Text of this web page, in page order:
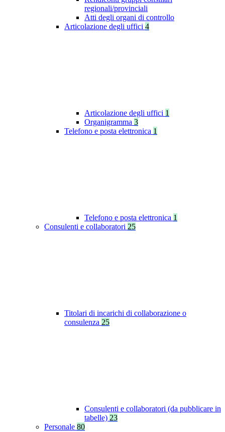
regionali/provinciali
Atti degli organi di controllo
Articolazione degli uffici 4
Articolazione degli uffici 1
Organigramma 3
Telefono e posta elettronica 1
Telefono e posta elettronica 1
Consulenti e collaboratori 25
Titolari di incarichi di collaborazione o
consulenza 25
Consulenti e collaboratori (da pubblicare in
tabelle) 23
Personale 80